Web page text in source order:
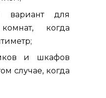
вариант для
когда
и шкафов
случае, когда